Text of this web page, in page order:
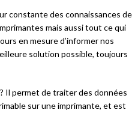
constante des connaissances de
mais aussi tout ce qui
en mesure d’informer nos
solution possible, toujours
Il permet de traiter des données
sur une imprimante, et est